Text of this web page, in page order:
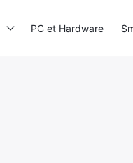
PC et Hardware